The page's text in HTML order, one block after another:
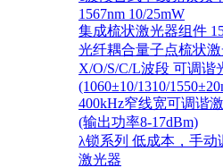
1567nm 10/25mW
集成梳状激光器组件
光纤耦合量子点梳状激
X/O/S/C/L波段 可调谐
(1060±10/1310/
400kHz窄线宽可调谐
(输出功率8-17dBm)
λ锁系列 低成本，手
激光器